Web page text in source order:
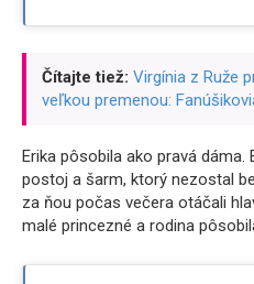
Čítajte tiež: Virgínia z Ruže
veľkou premenou:
Erika pôsobila ako pravá dáma.
postoj a šarm, ktorý nezostal
za ňou počas večera otáčali
malé princezné a rodina